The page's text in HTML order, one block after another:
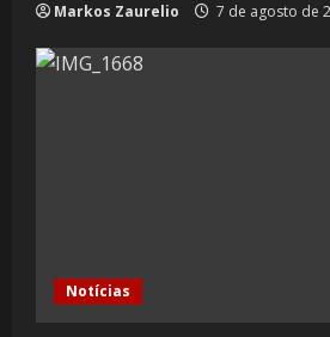
Markos Zaurelio 7 de agosto de
Notícias